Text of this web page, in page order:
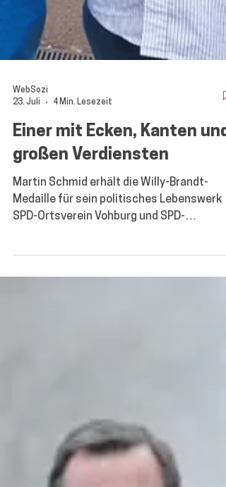
WebSozi
Einer mit Ecken, Kanten und
großen Verdiensten
Martin Schmid erhält die Willy-Brandt-
Rechenauer, Dritter Bürgermeister
- Hartmut Lederer (Foto: Basti Kraus)
Vohburg. Sie wird nicht für ein